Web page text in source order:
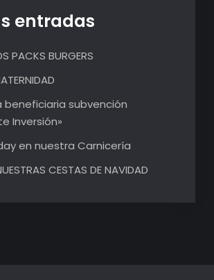
entradas
PACKS BURGERS
beneficiaria subvención
Inversión»
en nuestra Carnicería
CESTAS DE NAVIDAD